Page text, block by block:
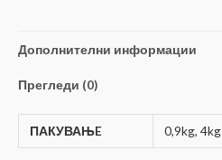
Professional
Дополнителни информации
Прегледи (0)
ПАКУВАЊE 0,9kg, 4kg